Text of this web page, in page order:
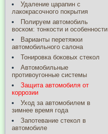
Удаление царапин с
лакокрасочного покрытия
Полируем автомобиль
воском: тонкости и особенности
Варианты перетяжки
автомобильного салона
Тонировка боковых стекол
Автомобильные
противоугонные системы
Защита автомобиля от
коррозии
Уход за автомобилем в
зимнее время года
Запотевание стекол в
автомобиле